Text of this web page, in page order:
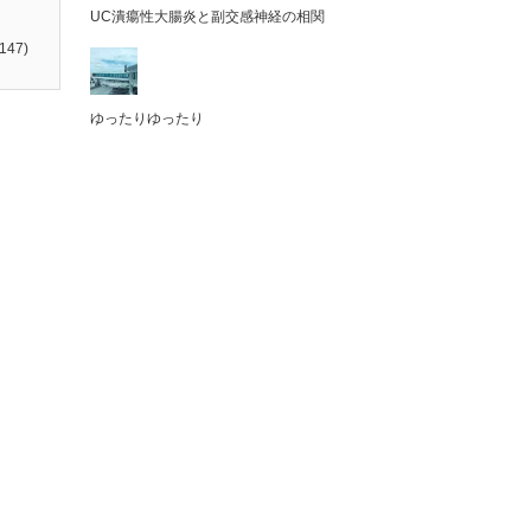
UC潰瘍性大腸炎と副交感神経の相関
ゆったりゆったり